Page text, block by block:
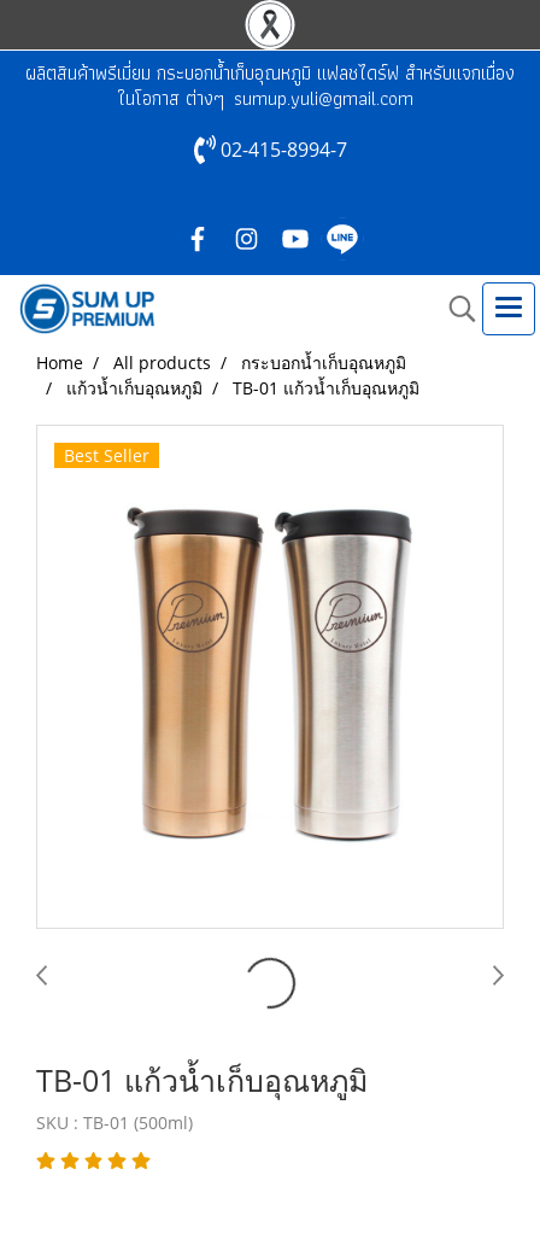
ผลิตสินค้าพรีเมี่ยม กระบอกน้ำเก็บอุณหภูมิ แฟลชไดร์ฟ สำหรับแจกเนื่อง
ในโอกาส ต่างๆ sumup.yuli@gmail.com
02-415-8994-7
Home All products
กระบอกน้ำเก็บอุณหภูมิ
แก้วน้ำเก็บอุณหภูมิ
TB-01 แก้วน้ำเก็บอุณหภูมิ
Best Seller
TB-01 แก้วน้ำเก็บอุณหภูมิ
SKU : TB-01 (500ml)